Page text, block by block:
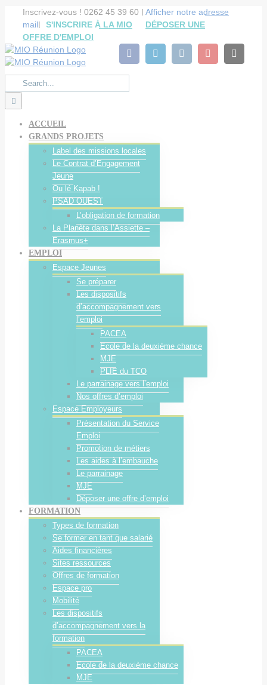
content
Inscrivez-vous ! 0262 45 39 60 | Afficher notre adresse
mail| S'INSCRIRE À LA MIO
DÉPOSER UNE
OFFRE D'EMPLOI
facebooklinkedin instagramyoutube
Search
for:
ACCUEIL
GRANDS PROJETS
Label des missions locales
Le Contrat d’Engagement
Jeune
Ou lé Kapab !
PSAD OUEST
L’obligation de formation
La Planète dans l’Assiette –
Erasmus+
EMPLOI
Espace Jeunes
Se préparer
Les dispositifs
d’accompagnement vers
l’emploi
PACEA
Ecole de la deuxième chance
MJE
PLIE du TCO
Le parrainage vers l’emploi
Nos offres d’emploi
Espace Employeurs
Présentation du Service
Emploi
Promotion de métiers
Les aides à l’embauche
Le parrainage
MJE
Déposer une offre d’emploi
FORMATION
Types de formation
Se former en tant que salarié
Aides financières
Sites ressources
Offres de formation
Espace pro
Mobilité
Les dispositifs
d’accompagnement vers la
formation
PACEA
Ecole de la deuxième chance
MJE